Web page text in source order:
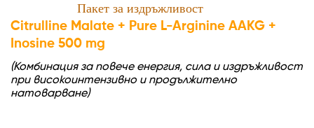
Пакет за издръжливост
Citrulline Malate + Pure L-Arginine AAKG +
Inosine 500 mg
(Комбинация за повече енергия, сила и издръжливост
при високоинтензивно и продължително
натоварване)